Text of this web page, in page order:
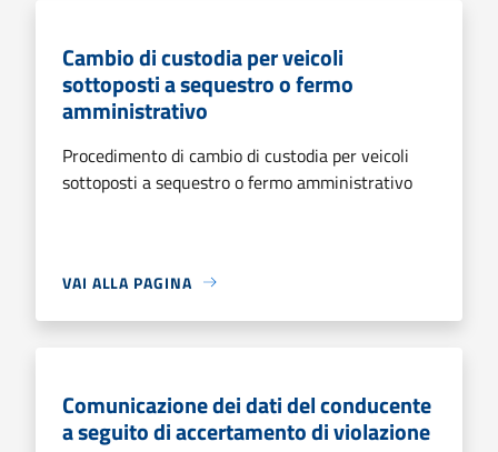
Cambio di custodia per veicoli
sottoposti a sequestro o fermo
amministrativo
Procedimento di cambio di custodia per veicoli
sottoposti a sequestro o fermo amministrativo
VAI ALLA PAGINA
Comunicazione dei dati del conducente
a seguito di accertamento di violazione